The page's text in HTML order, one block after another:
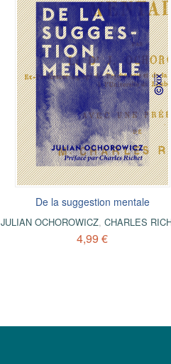
De la suggestion mentale
JULIAN OCHOROWICZ, CHARLES
4,99 €